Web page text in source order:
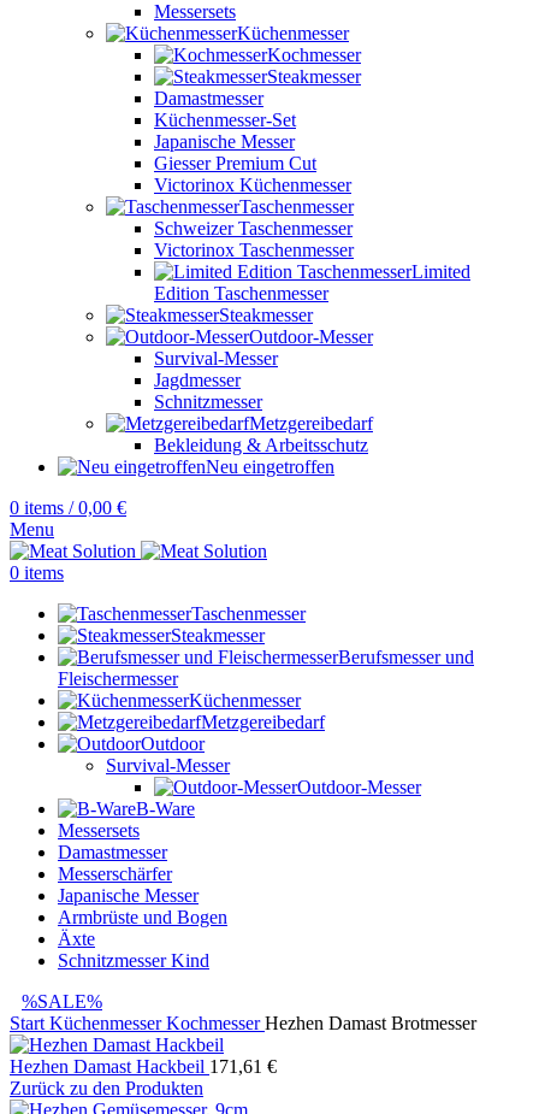
Messersets
Küchenmesser
Kochmesser
Steakmesser
Damastmesser
Küchenmesser-Set
Japanische Messer
Giesser Premium Cut
Victorinox Küchenmesser
Taschenmesser
Schweizer Taschenmesser
Victorinox Taschenmesser
Limited
Edition Taschenmesser
Steakmesser
Outdoor-Messer
Survival-Messer
Jagdmesser
Schnitzmesser
Metzgereibedarf
Bekleidung & Arbeitsschutz
Neu eingetroffen
0 items / 0,00 €
Menu
0 items
Taschenmesser
Steakmesser
Berufsmesser und
Fleischermesser
Küchenmesser
Metzgereibedarf
Outdoor
Survival-Messer
Outdoor-Messer
B-Ware
Messersets
Damastmesser
Messerschärfer
Japanische Messer
Armbrüste und Bogen
Äxte
Schnitzmesser Kind
%SALE%
Start KüchenmesserKochmesserHezhen Damast Brotmesser
Hezhen Damast Hackbeil 171,61 €
Zurück zu den Produkten